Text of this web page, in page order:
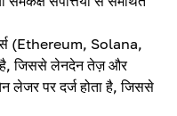
(Ethereum, Solana,
है, जिससे लेनदेन तेज़ और
लेजर पर दर्ज होता है, जिससे